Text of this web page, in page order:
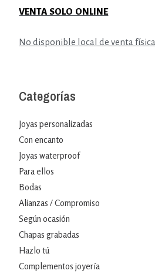
VENTA SOLO ONLINE
No disponible local de venta física
Categorías
Joyas personalizadas
Con encanto
Joyas waterproof
Para ellos
Bodas
Alianzas / Compromiso
Según ocasión
Chapas grabadas
Hazlo tú
Complementos joyería